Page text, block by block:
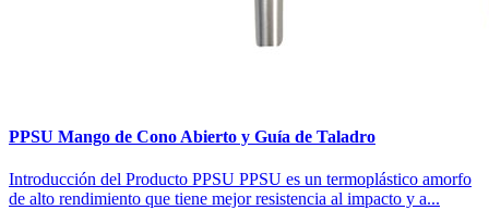
PPSU Mango de Cono Abierto y Guía de Taladro
Introducción del Producto PPSU PPSU es un termoplástico amorfo
de alto rendimiento que tiene mejor resistencia al impacto y a...